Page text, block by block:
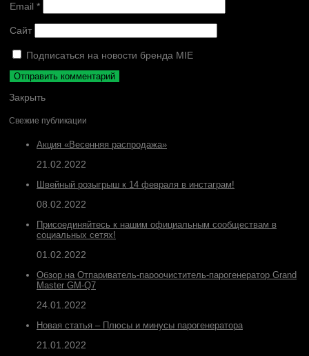
Email *
Сайт
Подписаться на новости бренда MIE
Закрыть
Свежие публикации
Акция «Весенняя распродажа»
21.02.2022
Швейный розыгрыш к 14 февраля в инстаграм!
08.02.2022
Присоединяйтесь к нашим официальным сообществам в
социальных сетях!
01.02.2022
Обзор на Отпариватель-пароочиститель-парогенератор Grand
Master GM-Q7
24.01.2022
Новая статья – Плюсы и минусы парогенератора
21.01.2022